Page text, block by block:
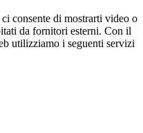
consente di mostrarti video o
da fornitori esterni. Con il
utilizziamo i seguenti servizi